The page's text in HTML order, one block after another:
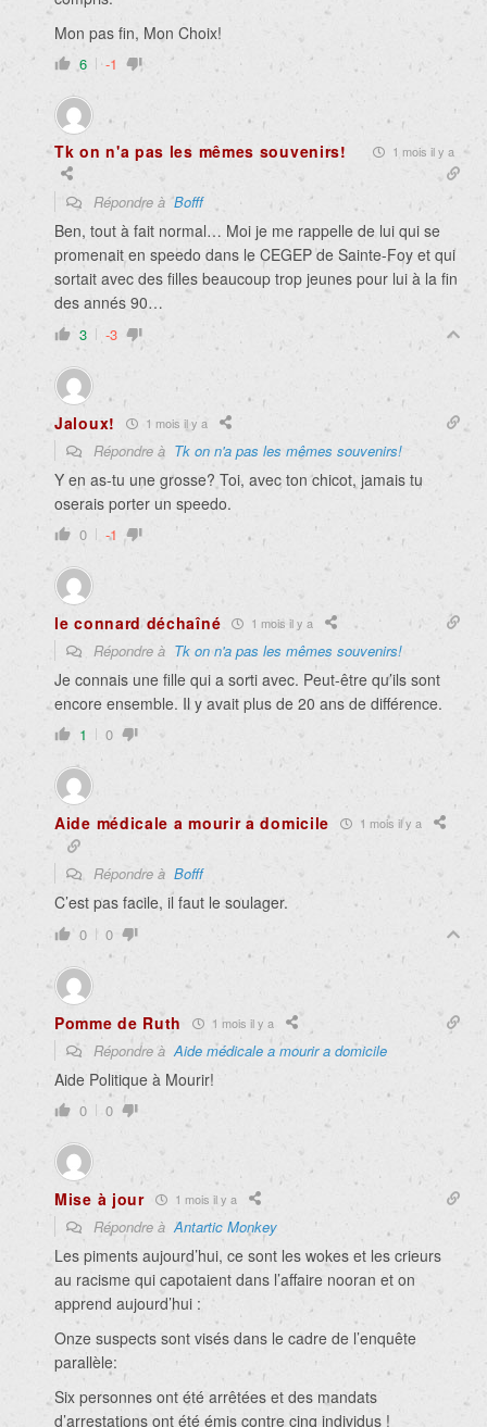
Mon pas fin, Mon Choix!
6 -1
Tk on n'a pas les mêmes souvenirs! 1 mois il y a
Répondre àBofff
Ben, tout à fait normal… Moi je me rappelle de lui qui se
promenait en speedo dans le CEGEP de Sainte-Foy et qui
sortait avec des filles beaucoup trop jeunes pour lui à la fin
des annés 90…
3 -3
Jaloux! 1 mois il y a
Répondre à Tk on n'a pas les mêmes souvenirs!
Y en as-tu une grosse? Toi, avec ton chicot, jamais tu
oserais porter un speedo.
0 -1
le connard déchaîné 1 mois il y a
Répondre à Tk on n'a pas les mêmes souvenirs!
Je connais une fille qui a sorti avec. Peut-être qu’ils sont
encore ensemble. Il y avait plus de 20 ans de différence.
1 0
Aide médicale a mourir a domicile 1 mois il y a
Répondre à Bofff
C’est pas facile, il faut le soulager.
0 0
Pomme de Ruth 1 mois il y a
Répondre àAide médicale a mourir a domicile
Aide Politique à Mourir!
0 0
Mise à jour 1 mois il y a
Répondre àAntartic Monkey
Les piments aujourd’hui, ce sont les wokes et les crieurs
au racisme qui capotaient dans l’affaire nooran et on
apprend aujourd’hui :
Onze suspects sont visés dans le cadre de l’enquête
parallèle:
Six personnes ont été arrêtées et des mandats
d’arrestations ont été émis contre cinq individus !